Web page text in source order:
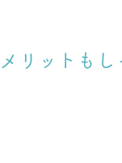
リットもし